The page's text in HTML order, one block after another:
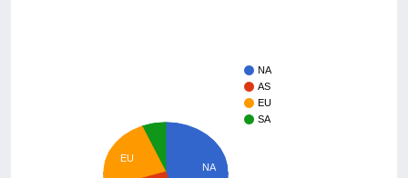
NA
AS
EU
SA
NA
EU